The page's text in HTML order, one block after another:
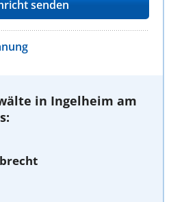
in Ingelheim am